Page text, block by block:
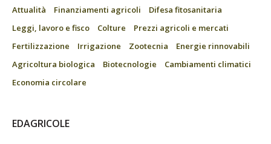
Attualità Finanziamenti agricoli
Difesa fitosanitaria
Leggi, lavoro e fisco
Colture
Prezzi agricoli e mercati
Fertilizzazione
Irrigazione Zootecnia
Energie rinnovabili
Agricoltura biologica
Biotecnologie
Cambiamenti climatici
Economia circolare
EDAGRICOLE